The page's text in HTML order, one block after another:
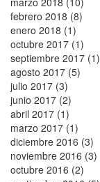
febrero 2018 (8)
enero 2018 (1)
octubre 2017 (1)
septiembre 2017 (1)
agosto 2017 (5)
julio 2017 (3)
junio 2017 (2)
abril 2017 (1)
marzo 2017 (1)
diciembre 2016 (3)
noviembre 2016 (3)
octubre 2016 (2)